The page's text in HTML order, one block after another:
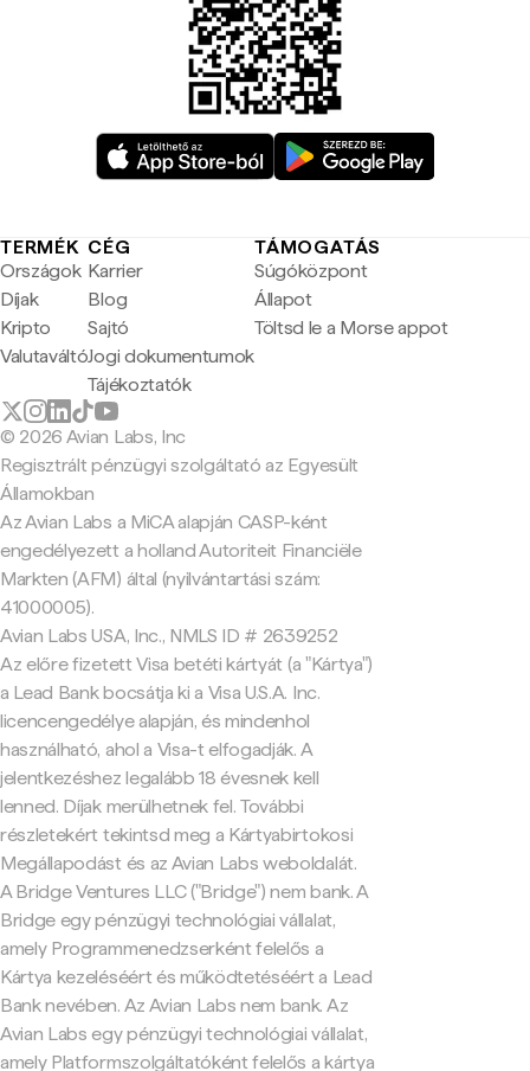
TERMÉK
Országok
Díjak
Kripto
Valutaváltó
CÉG
Karrier
Blog
Sajtó
Jogi dokumentumok
Tájékoztatók
TÁMOGATÁS
Súgóközpont
Állapot
Töltsd le a Morse appot
© 2026 Avian Labs, Inc
Regisztrált pénzügyi szolgáltató az Egyesült
Államokban
Az Avian Labs a MiCA alapján CASP-ként
engedélyezett a holland Autoriteit Financiële
Markten (AFM) által (nyilvántartási szám:
41000005).
Avian Labs USA, Inc., NMLS ID # 2639252
Az előre fizetett Visa betéti kártyát (a "Kártya")
a Lead Bank bocsátja ki a Visa U.S.A. Inc.
licencengedélye alapján, és mindenhol
használható, ahol a Visa-t elfogadják. A
jelentkezéshez legalább 18 évesnek kell
lenned. Díjak merülhetnek fel. További
részletekért tekintsd meg a Kártyabirtokosi
Megállapodást és az Avian Labs weboldalát.
A Bridge Ventures LLC ("Bridge") nem bank. A
Bridge egy pénzügyi technológiai vállalat,
amely Programmenedzserként felelős a
Kártya kezeléséért és működtetéséért a Lead
Bank nevében. Az Avian Labs nem bank. Az
Avian Labs egy pénzügyi technológiai vállalat,
amely Platformszolgáltatóként felelős a kártya